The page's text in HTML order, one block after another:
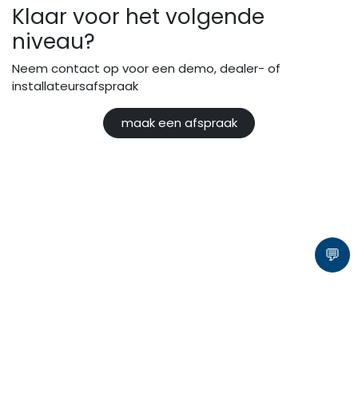
Klaar voor het volgende
niveau?
Neem contact op voor een demo, dealer- of
installateursafspraak
maak een afspraak
💬